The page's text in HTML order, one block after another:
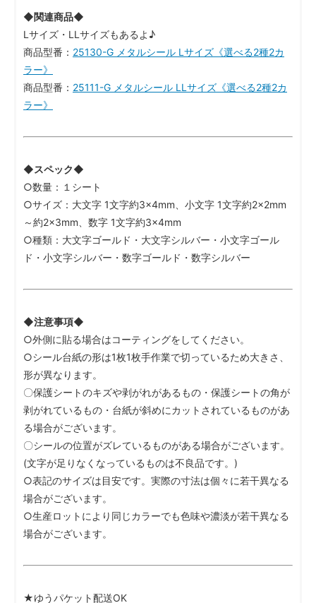
◆関連商品◆
Lサイズ・LLサイズもあるよ♪
商品型番： 25130-G メタルシール Lサイズ《選べる2種2カ
ラー》
商品型番： 25111-G メタルシール LLサイズ《選べる2種2カ
ラー》
◆スペック◆
○数量：１シート
○サイズ：大文字 1文字約3×4mm、小文字 1文字約2×2mm
～約2×3mm、数字 1文字約3×4mm
○種類：大文字ゴールド・大文字シルバー・小文字ゴール
ド・小文字シルバー・数字ゴールド・数字シルバー
◆注意事項◆
○外側に貼る場合はコーティングをしてください。
○シール台紙の形は1枚1枚手作業で切っているため大きさ、
形が異なります。
〇保護シートのキズや剥がれがあるもの・保護シートの角が
剥がれているもの・台紙が斜めにカットされているものがあ
る場合がございます。
〇シールの位置がズレているものがある場合がございます。
(文字が足りなくなっているものは不良品です。)
○表記のサイズは目安です。実際の寸法は個々に若干異なる
場合がございます。
○生産ロットにより同じカラーでも色味や濃淡が若干異なる
場合がございます。
★ゆうパケット配送OK